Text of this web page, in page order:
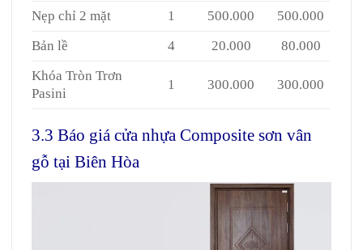
Nẹp chỉ 2 mặt 1 500.000
500.000
Bản lề
4 20.000
80.000
Khóa Tròn Trơn
Pasini
1 300.000 300.000
3.3 Báo giá cửa nhựa Composite sơn vân
gỗ tại Biên Hòa